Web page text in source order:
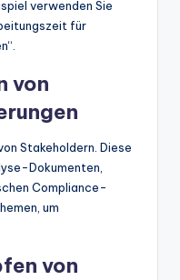
verwenden Sie
für
von
Stakeholdern. Diese
Dokumenten,
Compliance-
um
von